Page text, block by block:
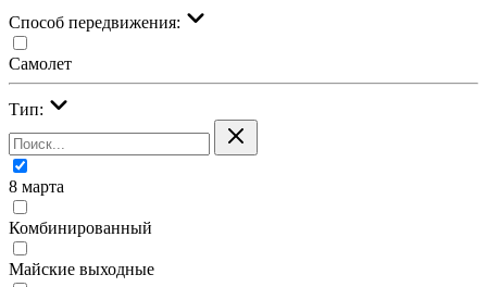
Cпособ передвижения:
Самолет
Тип:
8 марта
Комбинированный
Майские выходные